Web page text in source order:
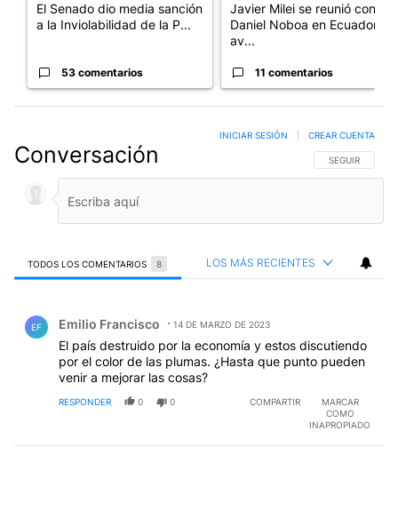
El Senado dio media sanción
a la Inviolabilidad de la P...
53 comentarios
Javier Milei se reunió con
Daniel Noboa en Ecuador y
av...
11 comentarios
Conversación SIGA ESTA
SEGUIR
INICIAR SESIÓN CREAR CUENTA
TODOS LOS COMENTARIOS 8 LOS MÁS RECIENTES
EF Emilio Francisco 14 DE MARZO DE 2023
El país destruido por la economía y estos discutiendo
por el color de las plumas. ¿Hasta que punto pueden
venir a mejorar las cosas?
RESPONDER 0 0 COMPARTIR
MARCAR
COMO
INAPROPIADO